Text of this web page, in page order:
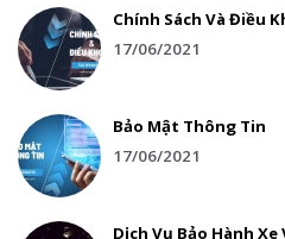
Chính Sách Và Điều
17/06/2021
Bảo Mật Thông Tin
17/06/2021
Dịch Vụ Bảo Hành